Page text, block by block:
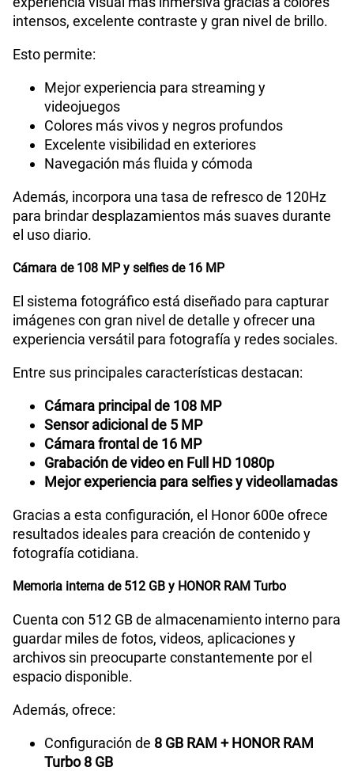
intensos, excelente contraste y gran nivel de brillo.
Esto permite:
Mejor experiencia para streaming y
videojuegos
Colores más vivos y negros profundos
Excelente visibilidad en exteriores
Navegación más fluida y cómoda
Además, incorpora una tasa de refresco de 120Hz
para brindar desplazamientos más suaves durante
el uso diario.
Cámara de 108 MP y selfies de 16 MP
El sistema fotográfico está diseñado para capturar
imágenes con gran nivel de detalle y ofrecer una
experiencia versátil para fotografía y redes sociales.
Entre sus principales características destacan:
Cámara principal de 108 MP
Sensor adicional de 5 MP
Cámara frontal de 16 MP
Grabación de video en Full HD 1080p
Mejor experiencia para selfies y videollamadas
Gracias a esta configuración, el Honor 600e ofrece
resultados ideales para creación de contenido y
fotografía cotidiana.
Memoria interna de 512 GB y HONOR RAM Turbo
Cuenta con 512 GB de almacenamiento interno para
guardar miles de fotos, videos, aplicaciones y
archivos sin preocuparte constantemente por el
espacio disponible.
Además, ofrece:
Configuración de 8 GB RAM + HONOR RAM
Turbo 8 GB